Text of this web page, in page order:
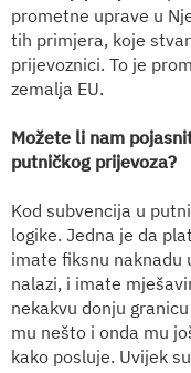
prometne uprave u
tih primjera, koje
prijevoznici. To je
zemalja EU.
Možete li nam
putničkog prijevoza?
Kod subvencija u
logike. Jedna je da
imate fiksnu naknadu
nalazi, i imate
nekakvu donju
mu nešto i onda mu
kako posluje. Uvijek